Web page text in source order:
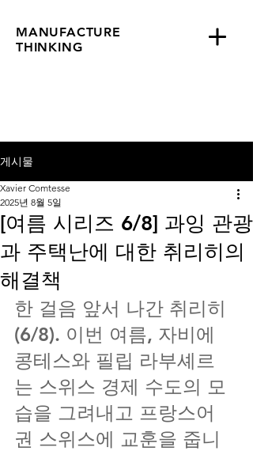
MANUFACTURE
THINKING
게시물
[여름 시리즈 6/8] 과잉 관광
과 주택난에 대한 취리히의
해결책
Xavier Comtesse
2025년 8월 5일
한 걸음 앞서 나간 취리히
(6/8). 이번 여름, 자비에
콩테스와 필립 라부셰르
는 스위스 경제 수도의 모
습을 그려내고 프랑스어
권 스위스에 교훈을 줍니